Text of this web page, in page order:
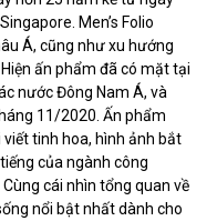
Men’s Folio
Á, cũng như xu hướng
ấn phẩm đã có mặt tại
nước Đông Nam Á, và
11/2020. Ấn phẩm
viết tinh hoa, hình ảnh bắt
của ngành công
cái nhìn tổng quan về
nổi bật nhất dành cho